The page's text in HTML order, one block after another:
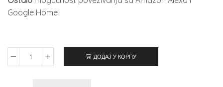
Google Home
ДОДАЈ У КОРПУ